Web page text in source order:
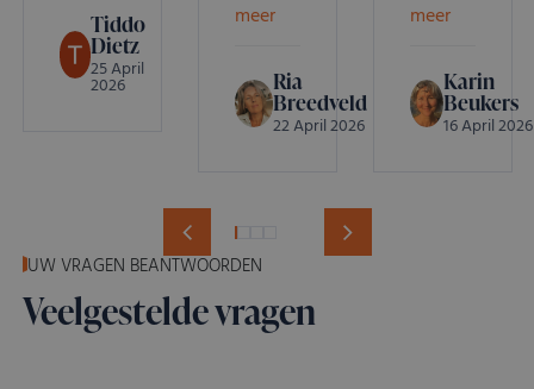
Tiddo
Dietz
25 April
2026
meer
Ria
Breedveld
22 April 2026
meer
Karin
Beukers
16 April 2026
UW VRAGEN BEANTWOORDEN
Veelgestelde vragen